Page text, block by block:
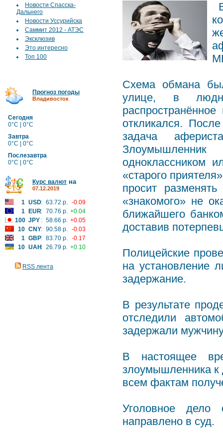
Новости Спасска-
Дальнего
Новости Уссурийска
Саммит 2012 - АТЭС
Эксклюзив
Это интересно
Топ 100
Прогноз погоды
Владивосток
Сегодня
0°C | 0°C
Завтра
0°C | 0°C
Послезавтра
0°C | 0°C
Курс валют на
07.12.2019
1 USD: 63.72 р. -0.09
1
EUR: 70.76 р. +0.04
100 JPY : 58.66 р. +0.05
10 CNY: 90.58 р. -0.03
1 GBP: 83.70 р. -0.17
10 UAH: 26.79 р. +0.10
RSS лента
Схема обмана
улице, в
откликался.
задача
одноклассником
«старого
просит
«знакомого» не
ближайшего
доставив
Полицейские
на установление
задержание.
В результате
отследили
задержали
В настоящее
злоумышленника к
всем фактам
Уголовное дело
направлено в суд.